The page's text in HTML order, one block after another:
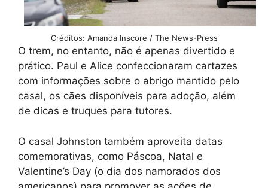
Créditos: Amanda Inscore / The News-Press
O trem, no entanto, não é apenas divertido e
prático. Paul e Alice confeccionaram cartazes
com informações sobre o abrigo mantido pelo
casal, os cães disponíveis para adoção, além
de dicas e truques para tutores.
O casal Johnston também aproveita datas
comemorativas, como Páscoa, Natal e
Valentine’s Day (o dia dos namorados dos